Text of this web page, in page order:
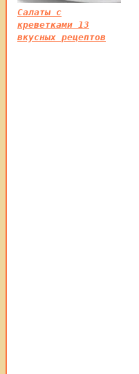
Салаты с
креветками 13
вкусных рецептов